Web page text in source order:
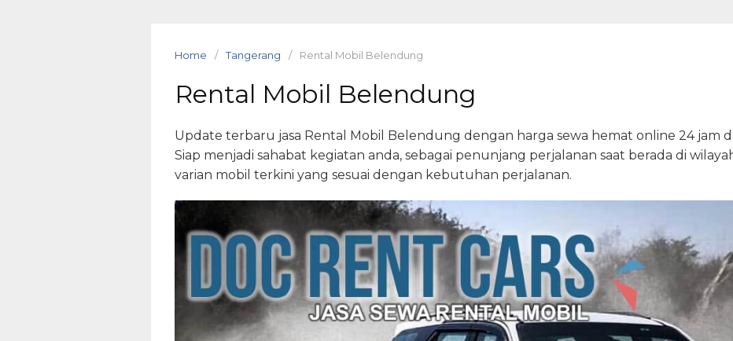
Home Tangerang Rental Mobil Belendung
Rental Mobil Belendung
Update terbaru jasa Rental Mobil Belendung dengan harga sewa hemat online 24 jam
Siap menjadi sahabat kegiatan anda, sebagai penunjang perjalanan saat berada di
varian mobil terkini yang sesuai dengan kebutuhan perjalanan.